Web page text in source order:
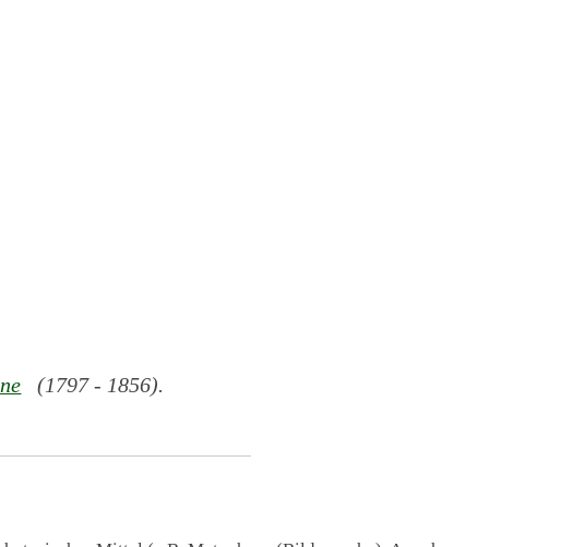
(1797 - 1856).